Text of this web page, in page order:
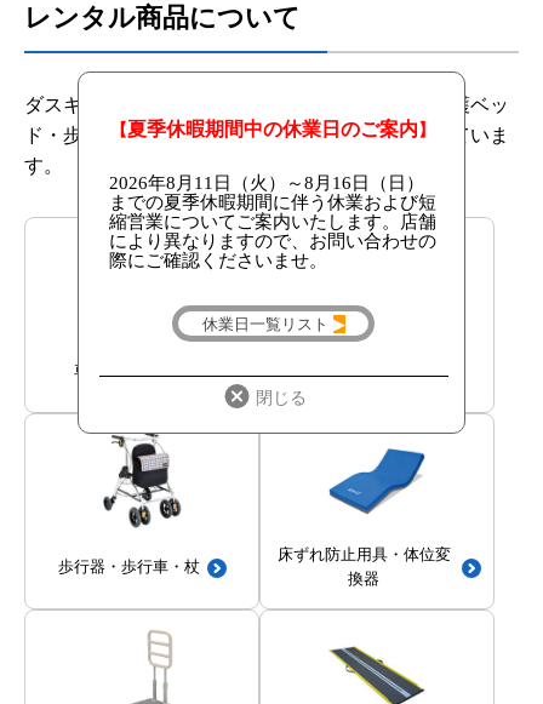
レンタル商品について
ダスキンヘルスレントでは各店舗にて車椅子・介護ベッ
ド・歩行器・松葉杖などの商品のレンタルを行っていま
す。
車椅子・付属品
歩行器・歩行車・杖
床ずれ防止用具・ 体位変
換器